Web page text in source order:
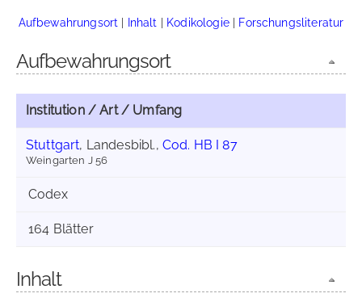
Aufbewahrungsort | Inhalt | Kodikologie| Forschungsliteratur
Aufbewahrungsort
Institution / Art / Umfang
Stuttgart, Landesbibl., Cod. HB I 87
Weingarten J 56
Codex
164 Blätter
Inhalt